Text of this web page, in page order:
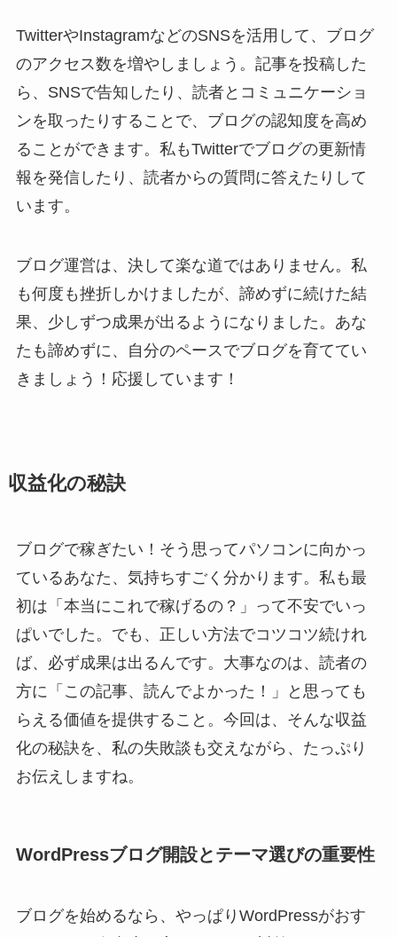
TwitterやInstagramなどのSNSを活用して、ブログ
のアクセス数を増やしましょう。記事を投稿した
ら、SNSで告知したり、読者とコミュニケーショ
ンを取ったりすることで、ブログの認知度を高め
ることができます。私もTwitterでブログの更新情
報を発信したり、読者からの質問に答えたりして
います。
ブログ運営は、決して楽な道ではありません。私
も何度も挫折しかけましたが、諦めずに続けた結
果、少しずつ成果が出るようになりました。あな
たも諦めずに、自分のペースでブログを育ててい
きましょう！応援しています！
収益化の秘訣
ブログで稼ぎたい！そう思ってパソコンに向かっ
ているあなた、気持ちすごく分かります。私も最
初は「本当にこれで稼げるの？」って不安でいっ
ぱいでした。でも、正しい方法でコツコツ続けれ
ば、必ず成果は出るんです。大事なのは、読者の
方に「この記事、読んでよかった！」と思っても
らえる価値を提供すること。今回は、そんな収益
化の秘訣を、私の失敗談も交えながら、たっぷり
お伝えしますね。
WordPressブログ開設とテーマ選びの重要性
ブログを始めるなら、やっぱりWordPressがおす